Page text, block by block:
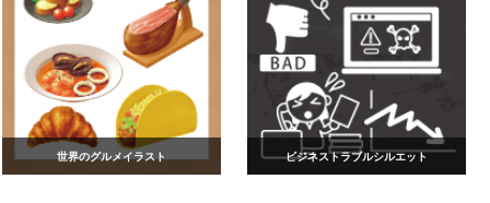
世界のグルメイラスト ビジネストラブルシルエット